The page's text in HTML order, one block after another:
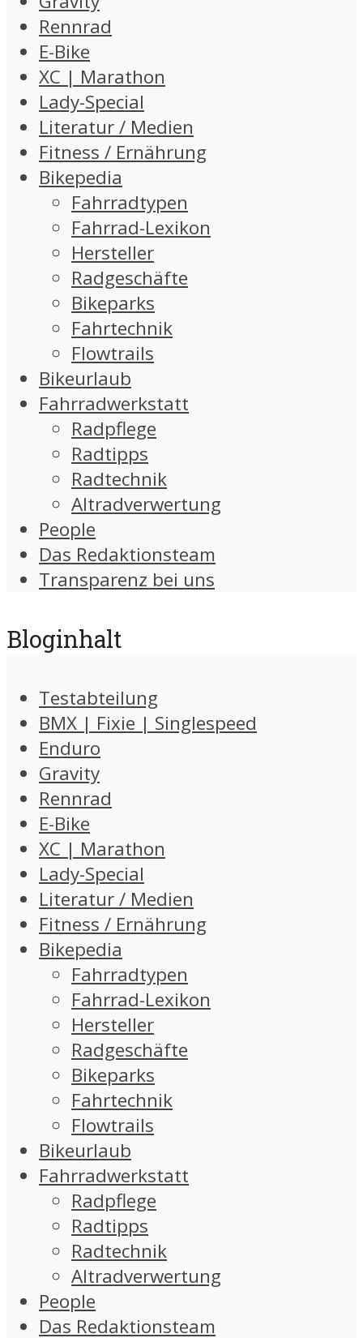
Rennrad
E-Bike
XC | Marathon
Lady-Special
Literatur / Medien
Fitness / Ernährung
Bikepedia
Fahrradtypen
Fahrrad-Lexikon
Hersteller
Radgeschäfte
Bikeparks
Fahrtechnik
Flowtrails
Bikeurlaub
Fahrradwerkstatt
Radpflege
Radtipps
Radtechnik
Altradverwertung
People
Das Redaktionsteam
Transparenz bei uns
Bloginhalt
Testabteilung
BMX | Fixie | Singlespeed
Enduro
Gravity
Rennrad
E-Bike
XC | Marathon
Lady-Special
Literatur / Medien
Fitness / Ernährung
Bikepedia
Fahrradtypen
Fahrrad-Lexikon
Hersteller
Radgeschäfte
Bikeparks
Fahrtechnik
Flowtrails
Bikeurlaub
Fahrradwerkstatt
Radpflege
Radtipps
Radtechnik
Altradverwertung
People
Das Redaktionsteam